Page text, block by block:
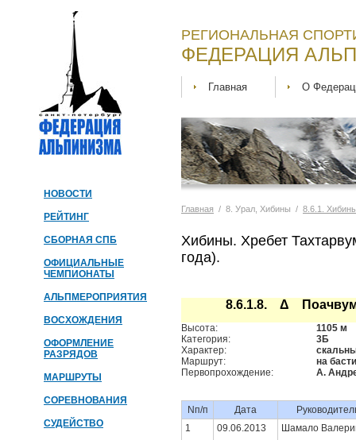
НОВОСТИ
РЕЙТИНГ
СБОРНАЯ СПБ
ОФИЦИАЛЬНЫЕ
ЧЕМПИОНАТЫ
АЛЬПМЕРОПРИЯТИЯ
ВОСХОЖДЕНИЯ
ОФОРМЛЕНИЕ
РАЗРЯДОВ
МАРШРУТЫ
СОРЕВНОВАНИЯ
СУДЕЙСТВО
РЕГИОНАЛЬНАЯ
ФЕДЕРАЦИЯ
Главная О
Главная / 8. Урал, Хибины / 8.6.1.
Хибины. Хребет
года).
8.6.1.8. Δ
Высота:
1105 м
Категория:
3Б
Характер:
Маршрут:
на
Первопрохождение:
А.
Nп/п Дата
1
09.06.2013 Шамало